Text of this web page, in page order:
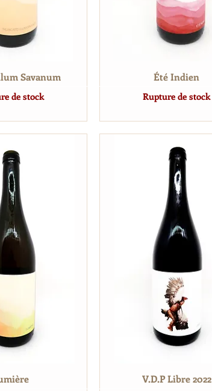
Savanum
de stock
Été Indien
Rupture de stock
V.D.P Libre 2022